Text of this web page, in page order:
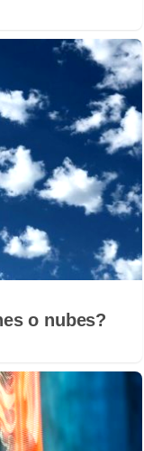
o nubes?